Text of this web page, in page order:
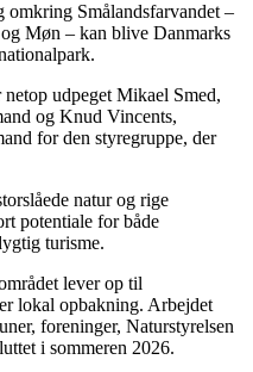
omkring Smålandsfarvandet –
Møn – kan blive Danmarks
udpeget Mikael Smed,
og Knud Vincents,
for den styregruppe, der
natur og rige
potentiale for både
turisme.
lever op til
lokal opbakning. Arbejdet
foreninger, Naturstyrelsen
i sommeren 2026.